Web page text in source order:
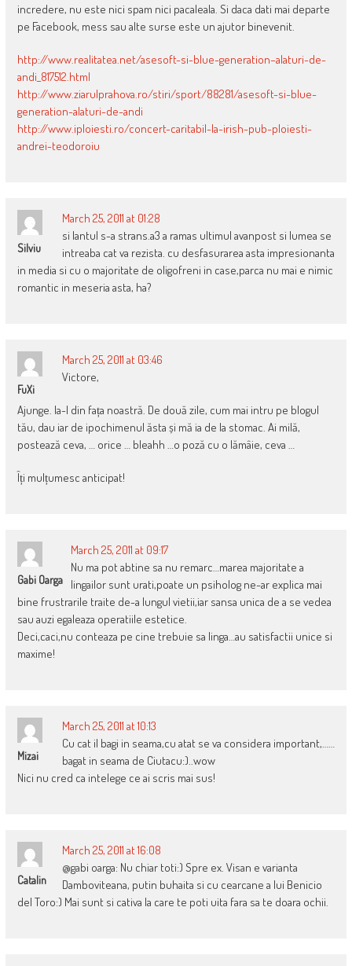
incredere, nu este nici spam nici pacaleala. Si daca dati mai departe
pe Facebook, mess sau alte surse este un ajutor binevenit.
http://www.realitatea.net/asesoft-si-blue-generation–alaturi-de-
andi_817512.html
http://www.ziarulprahova.ro/stiri/sport/88281/asesoft-si-blue-
generation-alaturi-de-andi
http://www.iploiesti.ro/concert-caritabil-la-irish-pub-ploiesti-
andrei-teodoroiu
Silviu
March 25, 2011 at 01:28
si lantul s-a strans.a3 a ramas ultimul avanpost si lumea se
intreaba cat va rezista. cu desfasurarea asta impresionanta
in media si cu o majoritate de oligofreni in case,parca nu mai e nimic
romantic in meseria asta, ha?
FuXi
March 25, 2011 at 03:46
Victore,
Ajunge. Ia-l din fața noastră. De două zile, cum mai intru pe blogul
tău, dau iar de ipochimenul ăsta și mă ia de la stomac. Ai milă,
postează ceva, … orice … bleahh …o poză cu o lămâie, ceva …
Îți mulțumesc anticipat!
Gabi Oarga
March 25, 2011 at 09:17
Nu ma pot abtine sa nu remarc…marea majoritate a
lingailor sunt urati,poate un psiholog ne-ar explica mai
bine frustrarile traite de-a lungul vietii,iar sansa unica de a se vedea
sau auzi egaleaza operatiile estetice.
Deci,caci,nu conteaza pe cine trebuie sa linga…au satisfactii unice si
maxime!
Mizai
March 25, 2011 at 10:13
Cu cat il bagi in seama,cu atat se va considera important,……
bagat in seama de Ciutacu:)..wow
Nici nu cred ca intelege ce ai scris mai sus!
Catalin
March 25, 2011 at 16:08
@gabi oarga: Nu chiar toti:) Spre ex. Visan e varianta
Damboviteana, putin buhaita si cu cearcane a lui Benicio
del Toro:) Mai sunt si cativa la care te poti uita fara sa te doara ochii.